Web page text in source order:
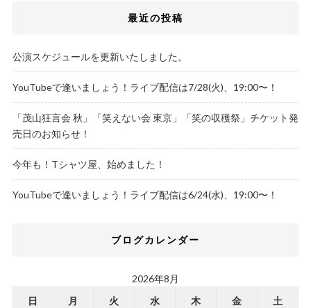
最近の投稿
公演スケジュールを更新いたしました。
YouTubeで逢いましょう！ライブ配信は7/28(火)、19:00〜！
「茂山狂言会 秋」「笑えない会 東京」「笑の収穫祭」チケット発
売日のお知らせ！
今年も！Tシャツ屋、始めました！
YouTubeで逢いましょう！ライブ配信は6/24(水)、19:00〜！
ブログカレンダー
2026年8月
日
月 火 水 木 金 土